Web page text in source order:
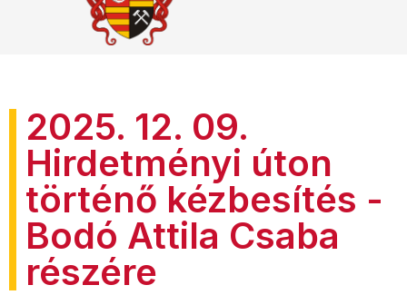
2025. 12. 09.
Hirdetményi úton
történő kézbesítés -
Bodó Attila Csaba
részére